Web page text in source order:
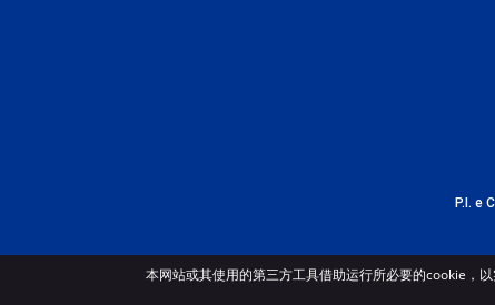
P.I. e
本网站或其使用的第三方工具借助运行所必要的cookie，